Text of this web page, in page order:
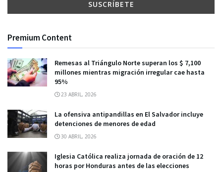
Premium Content
Remesas al Triángulo Norte superan los $ 7,100
millones mientras migración irregular cae hasta
95%
23 ABRIL, 2026
La ofensiva antipandillas en El Salvador incluye
detenciones de menores de edad
30 ABRIL, 2026
Iglesia Católica realiza jornada de oración de 12
horas por Honduras antes de las elecciones